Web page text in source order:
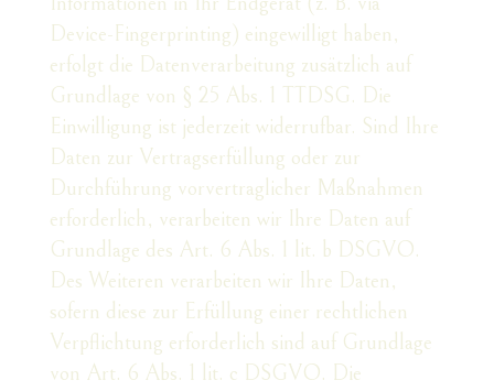
Device-Fingerprinting) eingewilligt haben,
erfolgt die Datenverarbeitung zusätzlich auf
Grundlage von § 25 Abs. 1 TTDSG. Die
Einwilligung ist jederzeit widerrufbar. Sind Ihre
Daten zur Vertragserfüllung oder zur
Durchführung vorvertraglicher Maßnahmen
erforderlich, verarbeiten wir Ihre Daten auf
Grundlage des Art. 6 Abs. 1 lit. b DSGVO.
Des Weiteren verarbeiten wir Ihre Daten,
sofern diese zur Erfüllung einer rechtlichen
Verpflichtung erforderlich sind auf Grundlage
von Art. 6 Abs. 1 lit. c DSGVO. Die